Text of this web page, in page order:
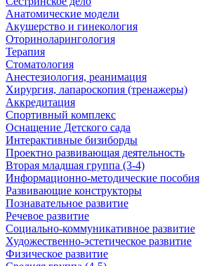
Анатомические модели
Акушерство и гинекология
Оториноларингология
Терапия
Стоматология
Анестезиология, реанимация
Хирургия, лапароскопия (тренажеры)
Аккредитация
Спортивный комплекс
Оснащение Детского сада
Интерактивные бизиборды
Проектно развивающая деятельность
Вторая младшая группа (3-4)
Информационно-методические пособия
Развивающие конструкторы
Познавательное развитие
Речевое развитие
Социально-коммуникативное развитие
Художественно-эстетическое развитие
Физическое развитие